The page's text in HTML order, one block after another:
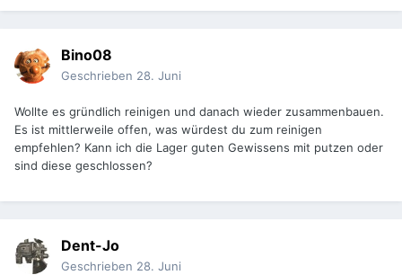
Bino08
Geschrieben 28. Juni
Wollte es gründlich reinigen und danach wieder zusammenbauen.
Es ist mittlerweile offen, was würdest du zum reinigen
empfehlen? Kann ich die Lager guten Gewissens mit putzen oder
sind diese geschlossen?
Dent-Jo
Geschrieben 28. Juni